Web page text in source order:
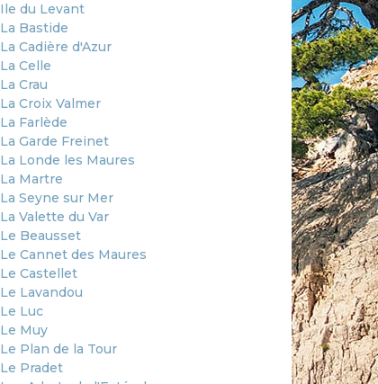
Ile du Levant
La Bastide
La Cadière d'Azur
La Celle
La Crau
La Croix Valmer
La Farlède
La Garde Freinet
La Londe les Maures
La Martre
La Seyne sur Mer
La Valette du Var
Le Beausset
Le Cannet des Maures
Le Castellet
Le Lavandou
Le Luc
Le Muy
Le Plan de la Tour
Le Pradet